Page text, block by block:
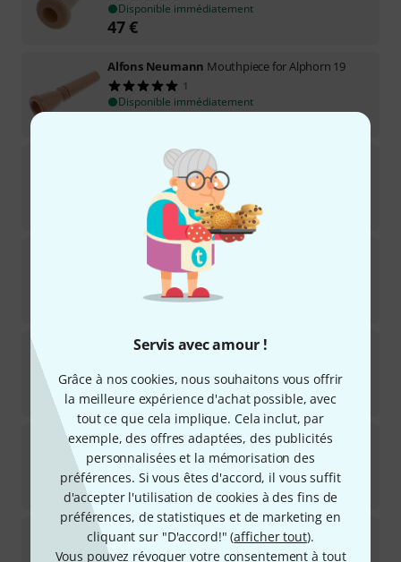
Servis avec amour !
Grâce à nos cookies, nous souhaitons vous offrir
la meilleure expérience d'achat possible, avec
tout ce que cela implique. Cela inclut, par
exemple, des offres adaptées, des publicités
personnalisées et la mémorisation des
préférences. Si vous êtes d'accord, il vous suffit
d'accepter l'utilisation de cookies à des fins de
préférences, de statistiques et de marketing en
cliquant sur "D'accord!" (afficher tout).
Vous pouvez révoquer votre consentement à tout
Disponible immédiatement
47€
Alfons Neumann Mouthpiece for Alphorn 19
1
Disponible immédiatement
Thomann Mouthpiece Alphorn 24
Disponible immédiatement
Mouthpiece Adapter Alphorn Trp
1
Disponible immédiatement
ThomannMouthpiece Alphorn Nutwood 28
Disponible immédiatement
59€
ThomannMouthpiece Alphorn Nutwood 18
Disponible immédiatement
59€
ThomannMouthpiece Alphorn 20
1